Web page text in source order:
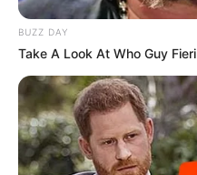
BUZZ DAY
Take A Look At Who Guy